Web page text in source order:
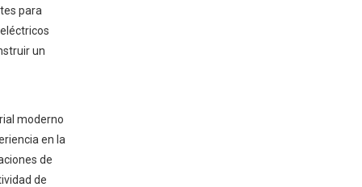
para
un
moderno
en la
de
de